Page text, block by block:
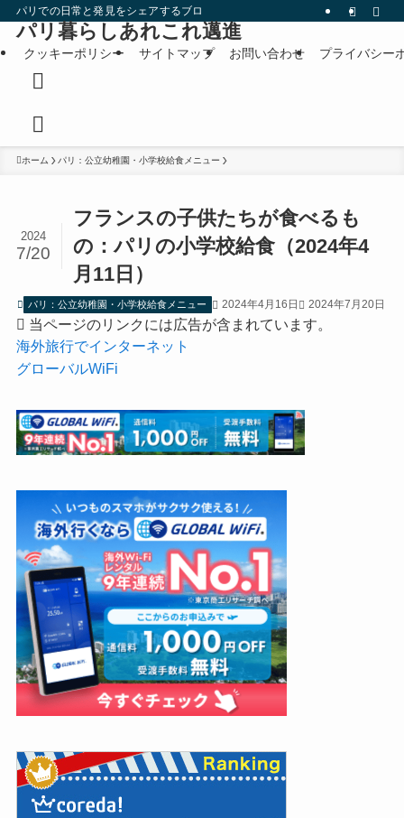
パリでの日常と発見をシェアするブログです。
パリ暮らしあれこれ邁進
クッキーポリシー サイトマップ お問い合わせ プライバシー
ホーム パリ：公立幼稚園・小学校給食メニュー
フランスの子供たちが食べるも
の：パリの小学校給食（2024年4
月11日）
2024
7/20
パリ：公立幼稚園・小学校給食メニュー 2024年4月16日 2024年7月20日
当ページのリンクには広告が含まれています。
海外旅行でインターネット
グローバルWiFi